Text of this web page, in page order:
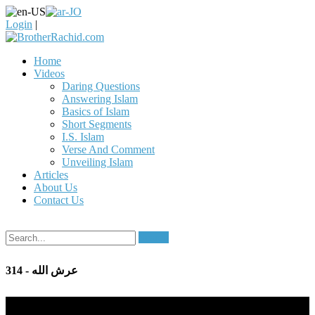
Login |
Home
Videos
Daring Questions
Answering Islam
Basics of Islam
Short Segments
I.S. Islam
Verse And Comment
Unveiling Islam
Articles
About Us
Contact Us
314 - عرش الله